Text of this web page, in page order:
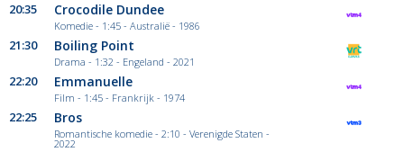
20:35 Crocodile Dundee
Komedie - 1:45 - Australië - 1986
21:30 Boiling Point
Drama - 1:32 - Engeland - 2021
22:20 Emmanuelle
Film - 1:45 - Frankrijk - 1974
22:25 Bros
Romantische komedie - 2:10 - Verenigde Staten -
2022